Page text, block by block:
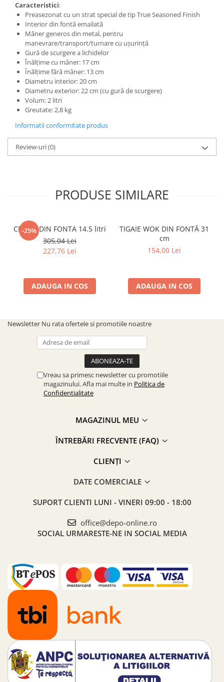
Caracteristici:
Preasezonat cu un strat special de tip True Seasoned Finish
Interior din fontă emailată
Mâner generos din metal, pentru
manevrare/transport/turnare cu ușurință
Gură de scurgere a lichidelor
Înălțime cu mâner: 17 cm
Înălțime fără mâner: 13 cm
Diametru interior: 20 cm
Diametru exterior: 22 cm (cu gură de scurgere)
Volum: 2 litri
Greutate: 2,8 kg
Informatii conformitate produs
Review-uri(0)
PRODUSE SIMILARE
-25%
CEAUN DIN FONTA 14.5 litri
305,04 Lei
227,76 Lei
ADAUGA IN COS
TIGAIE WOK DIN FONTĂ 31
cm
154,00 Lei
ADAUGA IN COS
Newsletter Nu rata ofertele si promotiile noastre
Vreau sa primesc newsletter cu promotiile
magazinului. Afla mai multe in Politica de
Confidentialitate
MAGAZINUL MEU
ÎNTREBĂRI FRECVENTE (FAQ)
CLIENȚI
DATE COMERCIALE
SUPORT CLIENTI LUNI - VINERI 09:00 - 18:00
office@depo-online.ro
SOCIAL URMARESTE-NE IN SOCIAL MEDIA